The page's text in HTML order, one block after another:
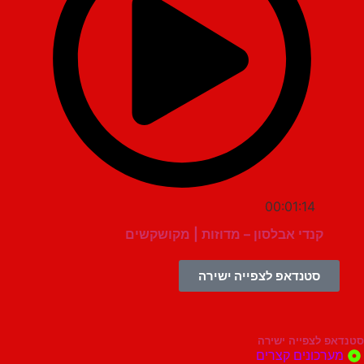
00:01:14
קנדי אבלסון – מדוזות | מקושקשים
סטנדאפ לצפייה ישירה
ישירה
קצרים